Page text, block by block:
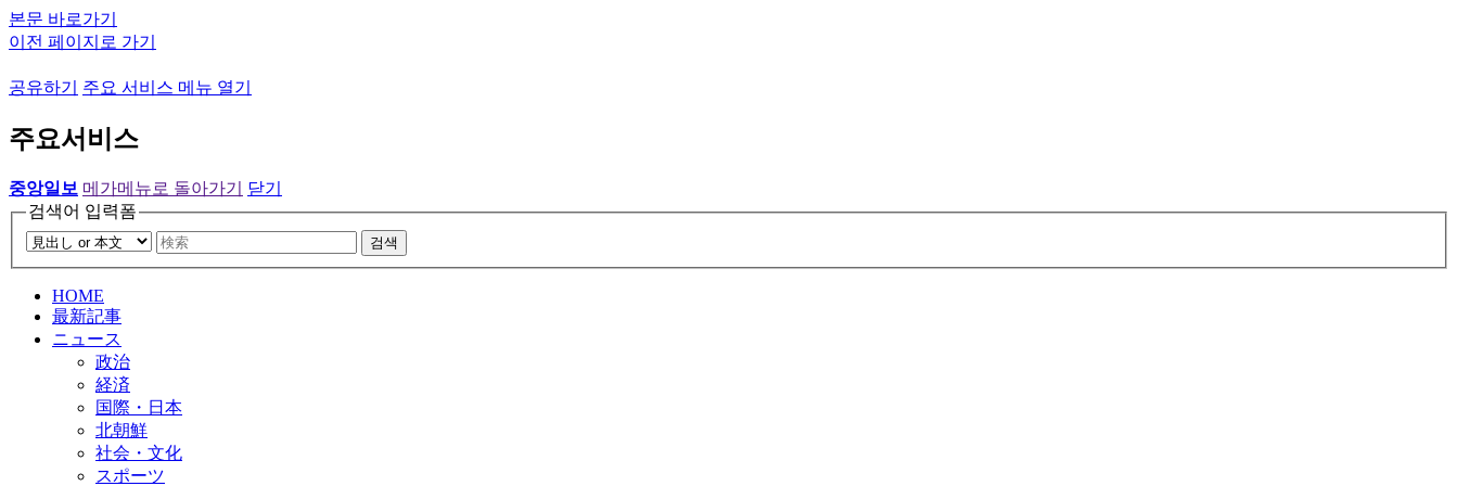
본문 바로가기
이전 페이지로 가기
공유하기 주요 서비스 메뉴 열기
주요서비스
중앙일보 메가메뉴로 돌아가기
닫기
검색어 입력폼
검색
HOME
最新記事
ニュース
政治
経済
国際・日本
北朝鮮
社会・文化
スポーツ